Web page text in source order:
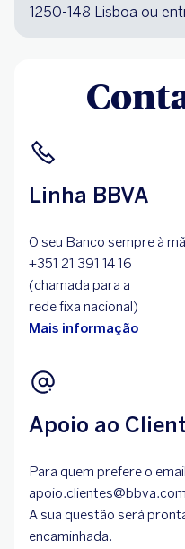
1250-148 Lisboa ou
Linha BBVA
O seu Banco sempre à
+351 21 391 14 16
(chamada para a
rede fixa nacional)
Mais informação
Apoio ao
Para quem prefere o email
apoio.clientes@bbva.com
A sua questão será
encaminhada.